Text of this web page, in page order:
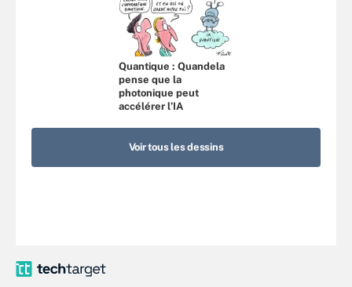
Quantique : Quandela
pense que la
photonique peut
accélérer l’IA
Voir tous les dessins